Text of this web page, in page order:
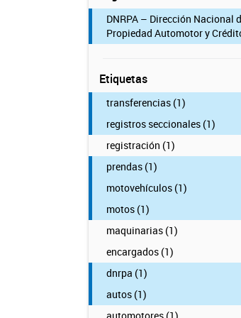
DNRPA – Dirección Nacional
Propiedad Automotor y
Etiquetas
transferencias (1)
registros seccionales (1)
registración (1)
prendas (1)
motovehículos (1)
motos (1)
maquinarias (1)
encargados (1)
dnrpa (1)
autos (1)